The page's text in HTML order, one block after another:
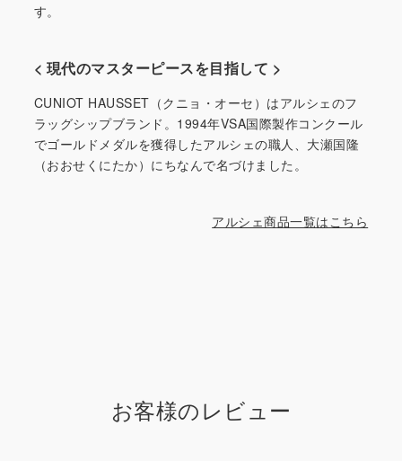
す。
< 現代のマスターピースを目指して >
CUNIOT HAUSSET（クニョ・オーセ）はアルシェのフ
ラッグシップブランド。1994年VSA国際製作コンクール
でゴールドメダルを獲得したアルシェの職人、大瀬国隆
（おおせくにたか）にちなんで名づけました。
アルシェ商品一覧はこちら
お客様のレビュー